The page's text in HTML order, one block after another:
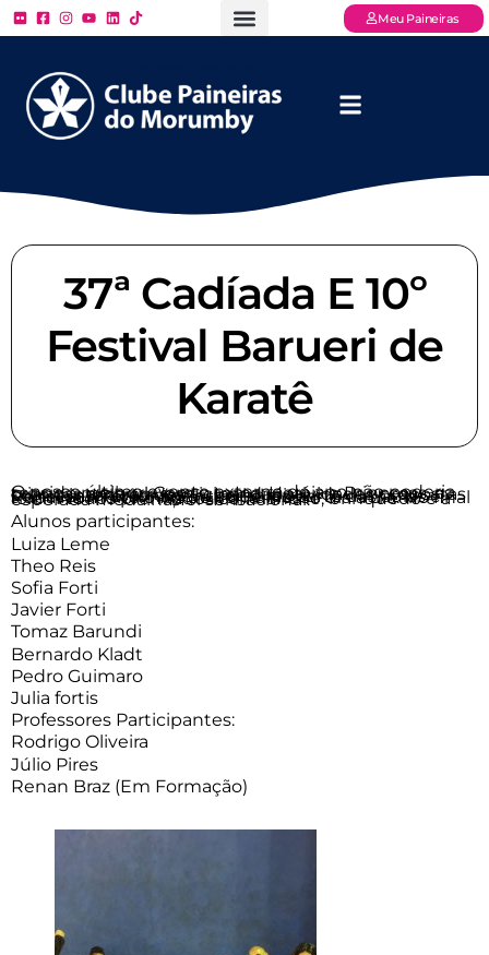
Meu Paineiras
37ª Cadíada E 10º
Festival Barueri de
Karatê
O nosso último evento externo do ano não poderia ter sido melhor! Com o tema: Heróis e Princesas, as crianças amaram participar das atividades propostas com a interação dos Superheróis e Princesas(Personagens), que faz parte das aulas e trabalha muito o faz de conta nosso dia a dia. No final foram todos premiados com lanche, brinquedo e a esperada medalha, foi sensacional.
Alunos participantes:
Luiza Leme
Theo Reis
Sofia Forti
Javier Forti
Tomaz Barundi
Bernardo Kladt
Pedro Guimaro
Julia fortis
Professores Participantes:
Rodrigo Oliveira
Júlio Pires
Renan Braz (Em Formação)